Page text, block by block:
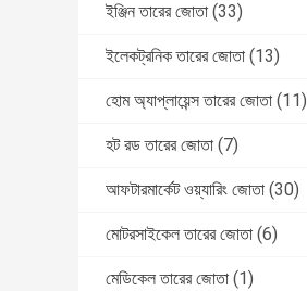
ইঞ্জিন তারের জোতা (33)
ইলেকট্রনিক তারের জোতা (13)
হোম অ্যাপ্লায়েন্স তারের জোতা (11)
হট রড তারের জোতা (7)
আফটারমার্কেট ওয়্যারিং জোতা (30)
মোটরসাইকেল তারের জোতা (6)
মেডিকেল তারের জোতা (1)